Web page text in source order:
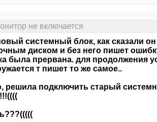
не включается
системный блок, как сказали
диском и без него пишет
была прервана. для продолжения
т пишет то же самое..
решила подключить старый